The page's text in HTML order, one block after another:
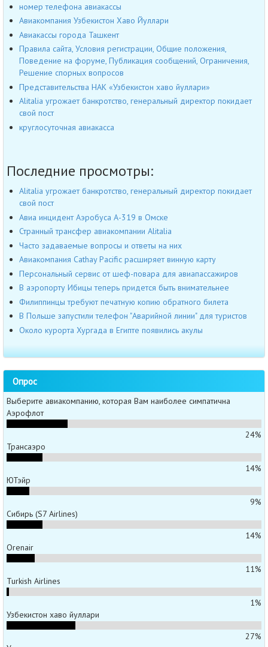
номер телефона авиакассы
Авиакомпания Узбекистон Хаво Йуллари
Авиакассы города Ташкент
Правила сайта, Условия регистрации, Общие положения,
Поведение на форуме, Публикация сообщений, Ограничения,
Решение спорных вопросов
Представительства НАК «Узбекистон хаво йуллари»
Alitalia угрожает банкротство, генеральный директор покидает
свой пост
круглосуточная авиакасса
Последние просмотры:
Alitalia угрожает банкротство, генеральный директор покидает
свой пост
Авиа инцидент Аэробуса А-319 в Омске
Странный трансфер авиакомпании Alitalia
Часто задаваемые вопросы и ответы на них
Авиакомпания Cathay Pacific расширяет винную карту
Персональный сервис от шеф-повара для авиапассажиров
В аэропорту Ибицы теперь придется быть внимательнее
Филиппинцы требуют печатную копию обратного билета
В Польше запустили телефон "Аварийной линии" для туристов
Около курорта Хургада в Египте появились акулы
Опрос
Выберите авиакомпанию, которая Вам наиболее симпатична
Аэрофлот
24%
Трансаэро
14%
ЮТэйр
9%
Сибирь (S7 Airlines)
14%
Orenair
11%
Turkish Airlines
1%
Узбекистон хаво йуллари
27%